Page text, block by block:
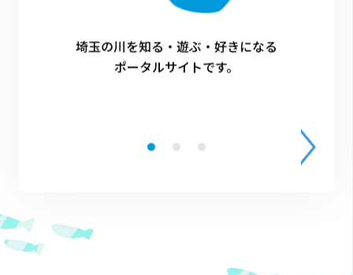
埼玉の川を知る・遊ぶ・好きになる
ポータルサイトです。